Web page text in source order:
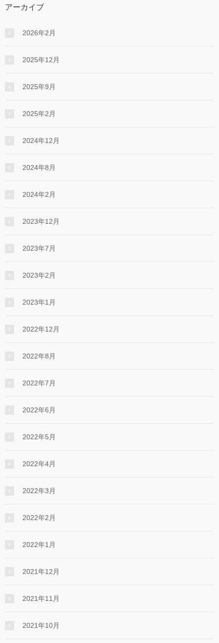
アーカイブ
2026年2月
2025年12月
2025年9月
2025年2月
2024年12月
2024年8月
2024年2月
2023年12月
2023年7月
2023年2月
2023年1月
2022年12月
2022年8月
2022年7月
2022年6月
2022年5月
2022年4月
2022年3月
2022年2月
2022年1月
2021年12月
2021年11月
2021年10月